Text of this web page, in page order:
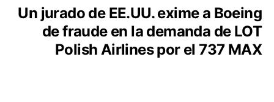
Un jurado de EE.UU. exime a Boeing
de fraude en la demanda de LOT
Polish Airlines por el 737 MAX